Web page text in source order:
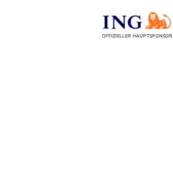
OFFIZIELLER HAUPTSPONSOR